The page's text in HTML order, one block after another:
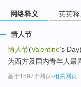
网络释义 英英释
情人节
情人节(Valentine‘s
为西方及国内青年人最
基于1597个网页-相关网页